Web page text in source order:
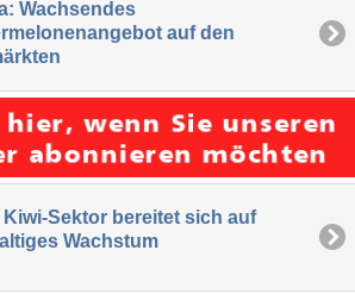
Wachsendes
auf den
Sektor bereitet sich auf
Wachstum